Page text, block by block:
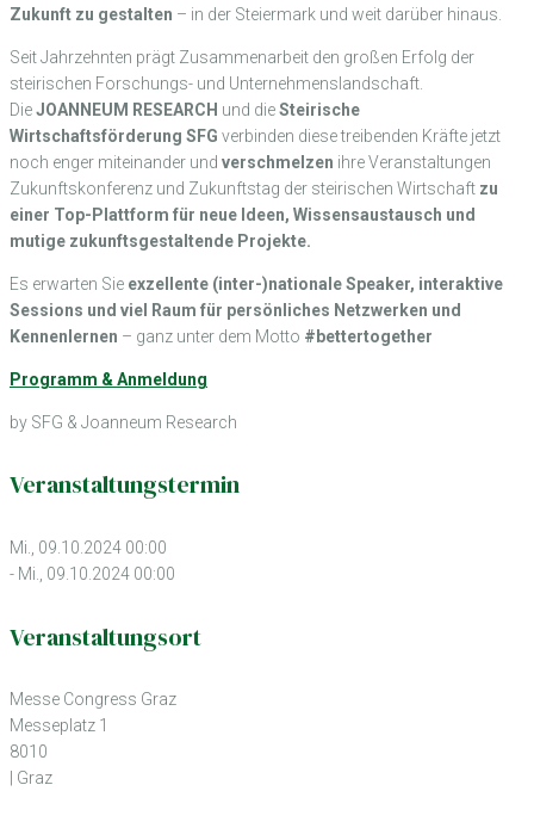
Zukunft zu gestalten – in der Steiermark und weit darüber hinaus.
Seit Jahrzehnten prägt Zusammenarbeit den großen Erfolg der
steirischen Forschungs- und Unternehmenslandschaft.
DieJOANNEUM RESEARCH und dieSteirische
Wirtschaftsförderung SFG verbinden diese treibenden Kräfte jetzt
noch enger miteinander und verschmelzen ihre Veranstaltungen
Zukunftskonferenz und Zukunftstag der steirischen Wirtschaft zu
einer Top-Plattform für neue Ideen, Wissensaustausch und
mutige zukunftsgestaltende Projekte.
Es erwarten Sie exzellente (inter-)nationale Speaker, interaktive
Sessions und viel Raum für persönliches Netzwerken und
Kennenlernen – ganz unter dem Motto #bettertogether
Programm & Anmeldung
by SFG & Joanneum Research
Veranstaltungstermin
Mi., 09.10.2024 00:00
- Mi., 09.10.2024 00:00
Veranstaltungsort
Messe Congress Graz
Messeplatz 1
8010
| Graz